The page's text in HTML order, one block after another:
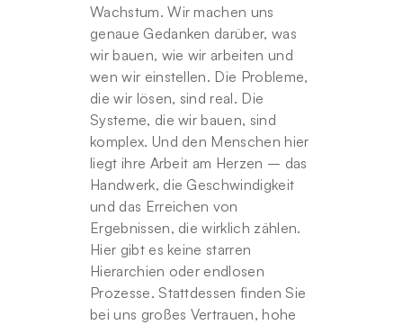
Wachstum. Wir machen uns
genaue Gedanken darüber, was
wir bauen, wie wir arbeiten und
wen wir einstellen. Die Probleme,
die wir lösen, sind real. Die
Systeme, die wir bauen, sind
komplex. Und den Menschen hier
liegt ihre Arbeit am Herzen – das
Handwerk, die Geschwindigkeit
und das Erreichen von
Ergebnissen, die wirklich zählen.
Hier gibt es keine starren
Hierarchien oder endlosen
Prozesse. Stattdessen finden Sie
bei uns großes Vertrauen, hohe